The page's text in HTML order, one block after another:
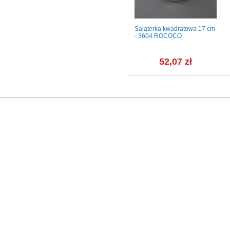
Salaterka kwadratowa 17 cm
- 3604 ROCOCO
52,07 zł